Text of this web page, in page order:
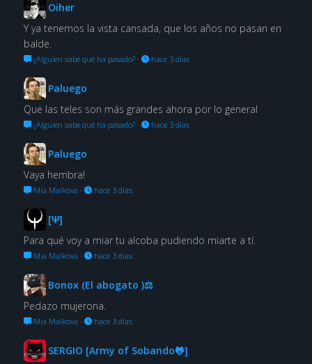
Oiher
Y ya tenemos la vista cansada, que los años no pasan en
balde.
¿Alguien sabe qué ha pasado?· hace 3 días
Paluego
Que las teles son más grandes ahora por lo general
¿Alguien sabe qué ha pasado?· hace 3 días
Paluego
Vaya hembra!
Mia Malkova · hace 3 días
[Ψ]
Para qué voy a miar tu alcoba pudiendo miarte a tí.
Mia Malkova · hace 3 días
Bonox (El abogato )⚖
Pedazo mujerona.
Mia Malkova · hace 3 días
SERGIO [Army of Sobando🐸]